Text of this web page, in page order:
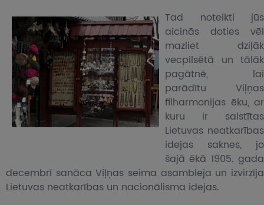
Tad noteikti jūs
aicinās doties vēl
mazliet dziļāk
vecpilsētā un tālāk
pagātnē, lai
parādītu Viļņas
filharmonijas ēku, ar
kuru ir saistītas
Lietuvas neatkarības
idejas saknes, jo
šajā ēkā 1905. gada
decembrī sanāca Viļņas seima asambleja un izvirzīja
Lietuvas neatkarības un nacionālisma idejas.